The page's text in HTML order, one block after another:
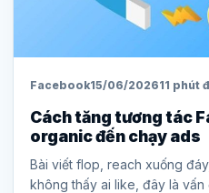
Facebook15/06/202611 phút
Cách tăng tương tác
organic đến chạy ads
Bài viết flop, reach xuống
không thấy ai like, đây là vấn